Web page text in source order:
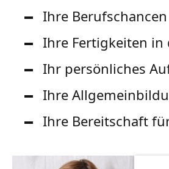
Ihre
Ihre Fertigkeiten in
Ihr persönliches
Ihre
Ihre Bereitschaft